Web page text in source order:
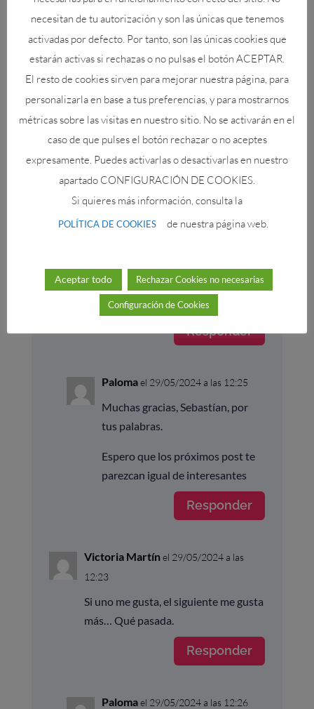
una enciclopedia completa…
Palomael 29/05/2024 a las 12:26
Es que hay tal variedad…
Responder
Sebastián López el 29/05/2024 a las
12:22
Felicidades por un blog tan
interesante
Responder
Palomael 29/05/2024 a las 12:25
Muchas gracias, Sebastían, por
tus palabras.
Espero que los próximos post te
parezcan igual de interesantes
Responder
Victoria Martínel 29/05/2024 a las
12:23
Si uno me gusta, el siguiente me gusta
más… Qué pasada.
Responder
Palomael 29/05/2024 a las 12:26
necesitan de tu autorización y son las únicas que tenemos
activadas por defecto. Por tanto, son las únicas cookies que
estarán activas si rechazas o no pulsas el botón ACEPTAR.
El resto de cookies sirven para mejorar nuestra página, para
personalizarla en base a tus preferencias, y para mostrarnos
métricas sobre las visitas en nuestro sitio. No se activarán en el
caso de que pulses el botón rechazar o no aceptes
expresamente. Puedes activarlas o desactivarlas en nuestro
apartado CONFIGURACIÓN DE COOKIES.
Si quieres más información, consulta la
POLÍTICA DE COOKIES de nuestra página web.
Aceptar todo Rechazar Cookies no necesarias
Configuración de Cookies